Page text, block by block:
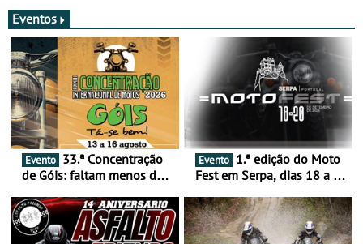
Eventos
Evento
de Góis: faltam menos de
16 de agosto
Evento
Fest em Serpa, dias 18 a 20
duas rodas invade o Baixo
Alentejo